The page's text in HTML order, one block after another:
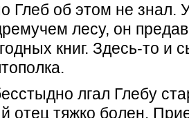
Глеб об этом не знал.
лесу, он
книг. Здесь-то и
лгал Глебу
отец тяжко болен.